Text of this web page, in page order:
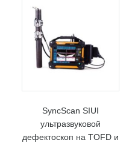
SyncScan SIUI
ультразвуковой
дефектоскоп на TOFD и